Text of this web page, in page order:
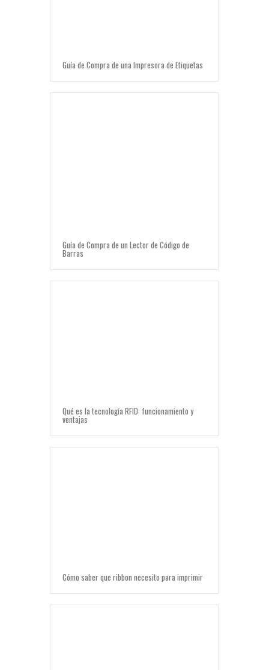
Guía de Compra de una Impresora de Etiquetas
Guía de Compra de un Lector de Código de
Barras
Qué es la tecnología RFID: funcionamiento y
ventajas
Cómo saber que ribbon necesito para imprimir